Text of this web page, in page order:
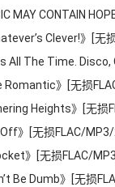
CONTAIN HOPE》[无损
Clever!》[无损FLAC/
Disco, Occasionally.》[无损
》[无损FLAC/
Heights》[无损FLAC/
》[无损FLAC/MP3/
》[无损FLAC/MP3/
Dumb》[无损FLAC/